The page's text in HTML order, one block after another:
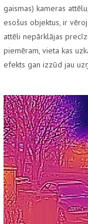
gaismas) kameras
esošus objektus, ir
attēli nepārklājas
piemēram, vieta kas
efekts gan izzūd jau